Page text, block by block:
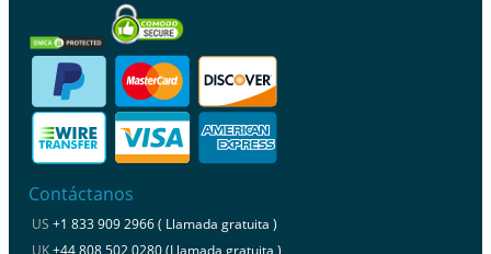
Contáctanos
US +1 833 909 2966 ( Llamada gratuita )
UK+44 808 502 0280 (Llamada gratuita )